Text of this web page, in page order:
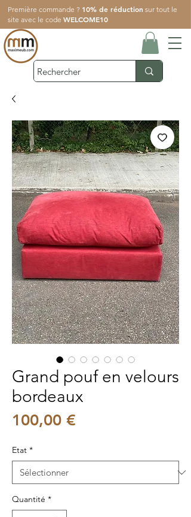
Première commande ? 10% de réduction sur tout le
site avec le code WELCOME10
Grand pouf en velours
bordeaux
100,00 €
Etat *
Quantité *